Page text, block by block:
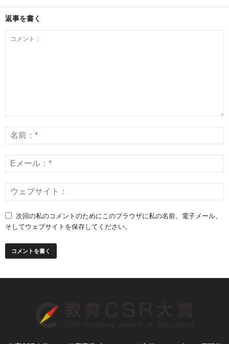
返事を書く
次回の私のコメントのためにこのブラウザに私の名前、電子メール、
そしてウェブサイトを保存してください。